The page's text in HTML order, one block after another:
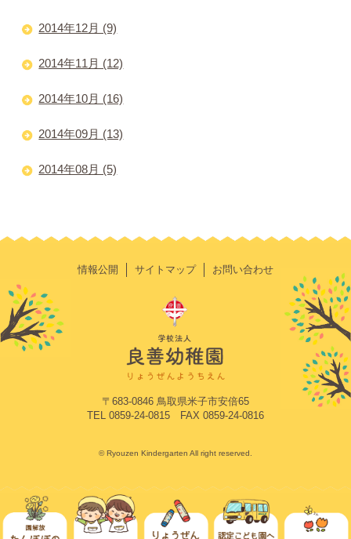
2014年12月 (9)
2014年11月 (12)
2014年10月 (16)
2014年09月 (13)
2014年08月 (5)
情報公開 サイトマップ お問い合わせ
〒683-0846 鳥取県米子市安倍65
TEL 0859-24-0815 FAX 0859-24-0816
© Ryouzen Kindergarten All right reserved.